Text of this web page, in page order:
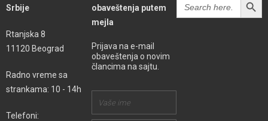
Srbije
Rtanjska 8
11120 Beograd
Radno vreme sa
strankama: 10 - 14h
Telefoni:
obaveštenja putem
mejla
Prijava na e-mail
obaveštenja o novim
člancima na sajtu.
for: